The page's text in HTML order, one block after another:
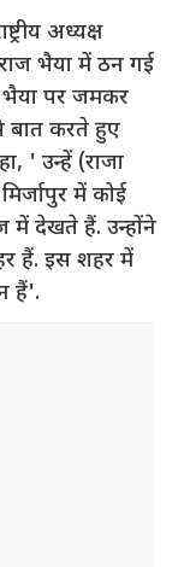
अध्यक्ष
भैया में ठन गई
भैया पर जमकर
बात करते हुए
' उन्हें (राजा
में कोई
में देखते हैं. उन्होंने
हैं. इस शहर में
हैं'.